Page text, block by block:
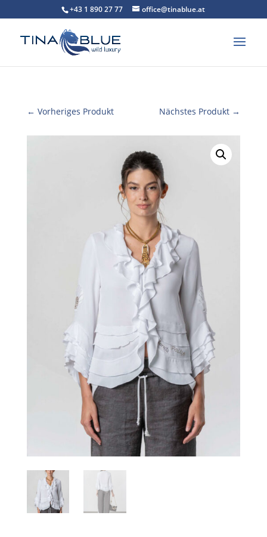
+43 1 890 27 77 office@tinablue.at
← Vorheriges Produkt Nächstes Produkt →